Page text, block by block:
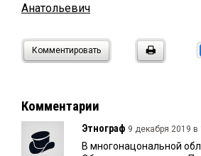
Анатольевич
Комментировать
Комментарии
Этнограф 9 декабря 2019 в
В многонацональной